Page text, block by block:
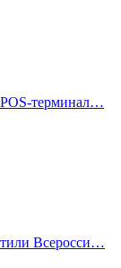
POS-терминал…
Всеросси…